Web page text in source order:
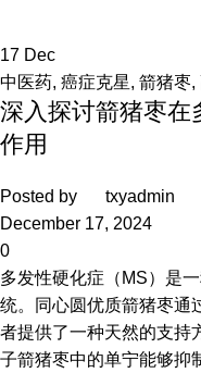
17 Dec
中医药, 癌症克星, 箭猪枣,
深入探讨箭猪枣在
作用
Posted by
txyadmin
December 17, 2024
0
多发性硬化症（MS）是
统。同心圆优质箭猪枣通
者提供了一种天然的支持
子箭猪枣中的单宁能够抑